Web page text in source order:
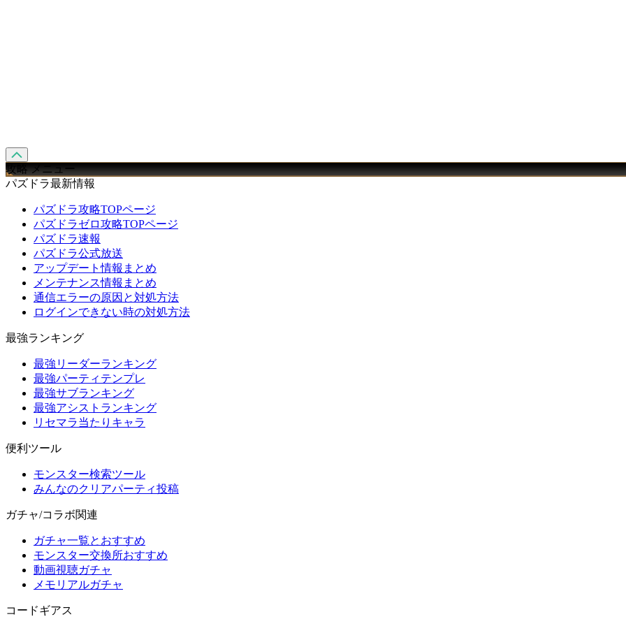
攻略 メニュー
パズドラ最新情報
パズドラ攻略TOPページ
パズドラゼロ攻略TOPページ
パズドラ速報
パズドラ公式放送
アップデート情報まとめ
メンテナンス情報まとめ
通信エラーの原因と対処方法
ログインできない時の対処方法
最強ランキング
最強リーダーランキング
最強パーティテンプレ
最強サブランキング
最強アシストランキング
リセマラ当たりキャラ
便利ツール
モンスター検索ツール
みんなのクリアパーティ投稿
ガチャ/コラボ関連
ガチャ一覧とおすすめ
モンスター交換所おすすめ
動画視聴ガチャ
メモリアルガチャ
コードギアス